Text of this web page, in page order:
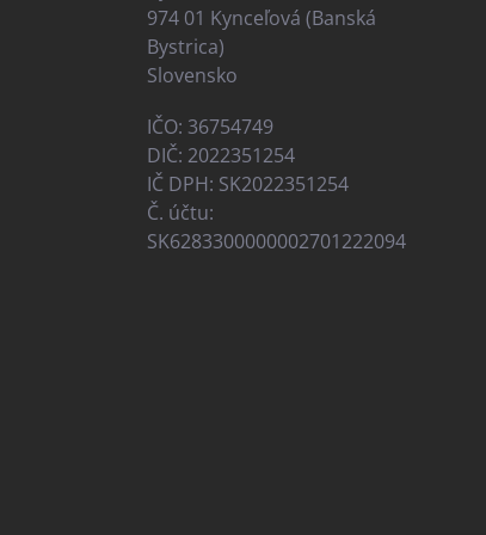
974 01 Kynceľová (Banská
Bystrica)
Slovensko
IČO: 36754749
DIČ: 2022351254
IČ DPH: SK2022351254
Č. účtu:
SK6283300000002701222094